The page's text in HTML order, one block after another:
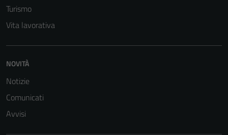
Turismo
Vita lavorativa
NOVITÀ
Notizie
Comunicati
Avvisi